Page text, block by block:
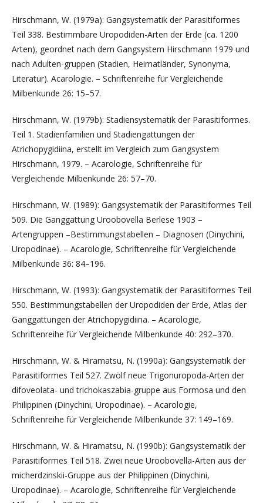
Hirschmann, W. (1979a): Gangsystematik der Parasitiformes
Teil 338. Bestimmbare Uropodiden-Arten der Erde (ca. 1200
Arten), geordnet nach dem Gangsystem Hirschmann 1979 und
nach Adulten-gruppen (Stadien, Heimatländer, Synonyma,
Literatur). Aca­ro­logie. – Schriftenreihe für Vergleichende
Milbenkunde 26: 15–57.
Hirschmann, W. (1979b): Stadiensystematik der Parasitiformes.
Teil 1. Stadienfamilien und Stadiengattungen der
Atrichopygidiina, erstellt im Vergleich zum Gangsystem
Hirschmann, 1979. – Acarologie, Schriftenreihe für
Vergleichende Milbenkunde 26: 57–70.
Hirschmann, W. (1989): Gangsystematik der Parasitiformes Teil
509. Die Ganggattung Uroobovella Berlese 1903 –
Artengruppen –Bestimmungstabellen – Diagnosen (Diny­chini,
Uropodinae). – Acarologie, Schriftenreihe für Vergleichende
Milbenkunde 36: 84–196.
Hirschmann, W. (1993): Gangsystematik der Parasitiformes Teil
550. Bestimmungstabellen der Uropodiden der Erde, Atlas der
Ganggattungen der Atrichopygidiina. – Acarologie,
Schriftenreihe für Vergleichende Milbenkunde 40: 292–370.
Hirschmann, W. & Hiramatsu, N. (1990a): Gangsystematik der
Parasitiformes Teil 527. Zwölf neue Trigonuropoda-Arten der
difoveolata- und trichokaszabia-gruppe aus For­mosa und den
Philippinen (Dinychini, Uropodinae). – Acarologie,
Schriftenreihe für Vergleichende Milbenkunde 37: 149–169.
Hirschmann, W. & Hiramatsu, N. (1990b): Gangsystematik der
Parasitiformes Teil 518. Zwei neue Uroobovella-Arten aus der
micherdzinskii-Gruppe aus der Philippinen (Dinychini,
Uropodinae). – Acarologie, Schriftenreihe für Vergleichende